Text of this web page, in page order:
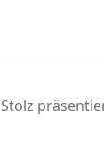
Stolz